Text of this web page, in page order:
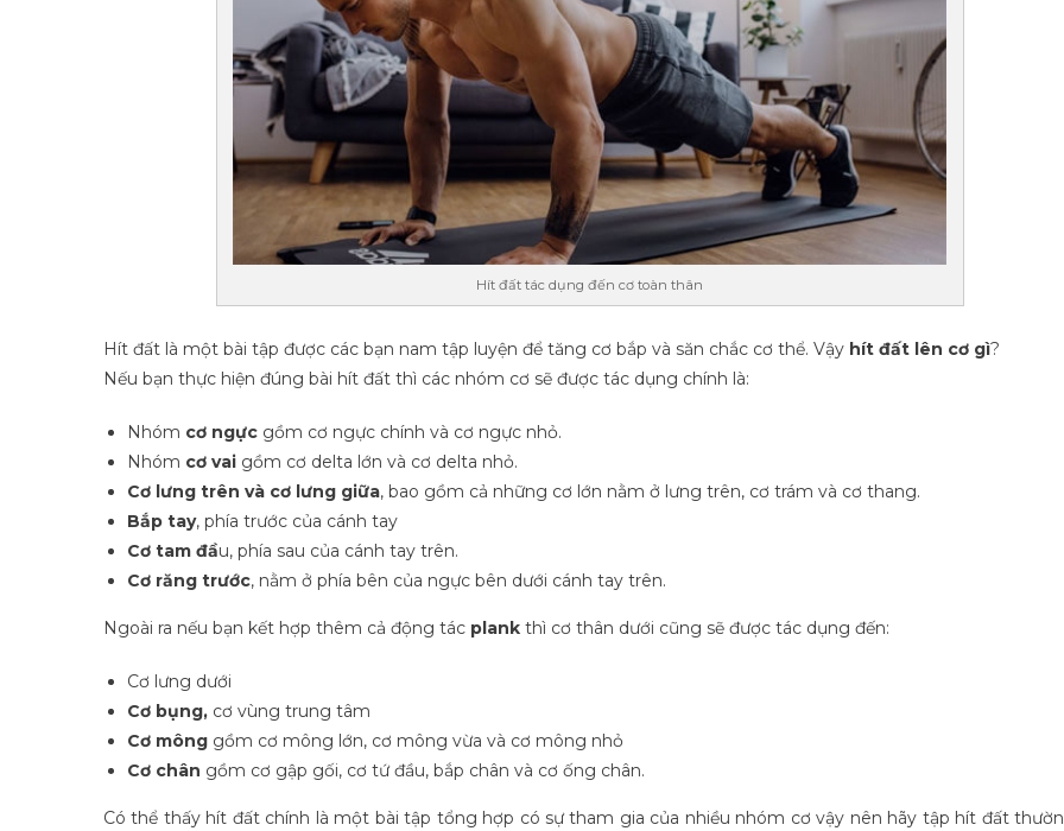
Hít đất tác dụng đến cơ toàn thân
Hít đất là một bài tập được các bạn nam tập luyện để tăng cơ bắp và săn chắc cơ thể. Vậy hít đất lên cơ gì?
Nếu bạn thực hiện đúng bài hít đất thì các nhóm cơ sẽ được tác dụng chính là:
Nhóm cơ ngực gồm cơ ngực chính và cơ ngực nhỏ.
Nhóm cơ vai gồm cơ delta lớn và cơ delta nhỏ.
Cơ lưng trên và cơ lưng giữa, bao gồm cả những cơ lớn nằm ở lưng trên, cơ trám và cơ thang.
Bắp tay, phía trước của cánh tay
Cơ tam đầu, phía sau của cánh tay trên.
Cơ răng trước, nằm ở phía bên của ngực bên dưới cánh tay trên.
Ngoài ra nếu bạn kết hợp thêm cả động tác plank thì cơ thân dưới cũng sẽ được tác dụng đến:
Cơ lưng dưới
Cơ bụng, cơ vùng trung tâm
Cơ mông gồm cơ mông lớn, cơ mông vừa và cơ mông nhỏ
Cơ chân gồm cơ gập gối, cơ tứ đầu, bắp chân và cơ ống chân.
Có thể thấy hít đất chính là một bài tập tổng hợp có sự tham gia của nhiều nhóm cơ vậy nên hãy tập hít đất